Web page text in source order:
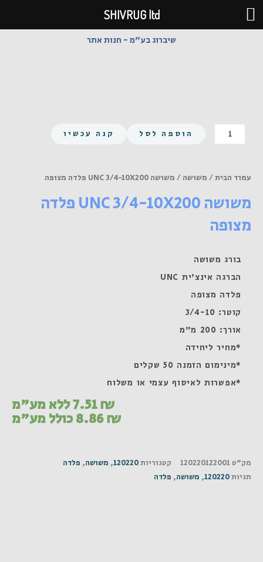
דילוג
לתוכן
שיברוג בע"מ - חנות אתר
כמות
של
10X200
מצופה
הוספה לסל קנה עכשיו
עמוד הבית/ משושה / משושה UNC 3/4-10X200 פלדה מצופה
משושה UNC 3/4-10X200 פלדה
מצופה
בורג משושה
הברגה אינצ'ית UNC
פלדה מצופה
קוטר: 3/4-10
אורך: 200 מ"מ
*מחיר ליחידה
*מינימום הזמנה 50 שקלים
*אפשרות לאיסוף עצמי או משלוח
7.51₪ ללא מע"מ
8.86₪ כולל מע"מ
מק"ט 120220122001 קטגוריות120220
, משושה, פלדה
תגיות120220
, משושה, פלדה
SHIVRUG ltd